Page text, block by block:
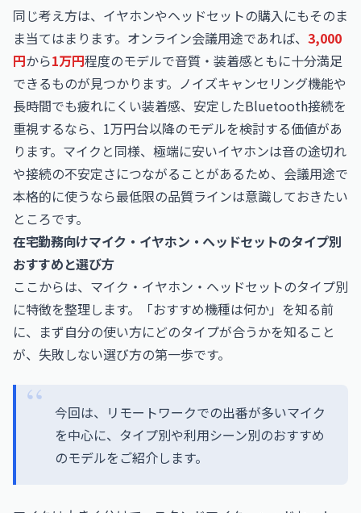
同じ考え方は、イヤホンやヘッドセットの購入にもそのま
ま当てはまります。オンライン会議用途であれば、 3,000
円から1万円程度のモデルで音質・装着感ともに十分満足
できるものが見つかります。ノイズキャンセリング機能や
長時間でも疲れにくい装着感、安定したBluetooth接続を
重視するなら、1万円台以降のモデルを検討する価値があ
ります。マイクと同様、極端に安いイヤホンは音の途切れ
や接続の不安定さにつながることがあるため、会議用途で
本格的に使うなら最低限の品質ラインは意識しておきたい
ところです。
在宅勤務向けマイク・イヤホン・ヘッドセットのタイプ別
おすすめと選び方
ここからは、マイク・イヤホン・ヘッドセットのタイプ別
に特徴を整理します。「おすすめ機種は何か」を知る前
に、まず自分の使い方にどのタイプが合うかを知ること
が、失敗しない選び方の第一歩です。
今回は、リモートワークでの出番が多いマイク
を中心に、タイプ別や利用シーン別のおすすめ
のモデルをご紹介します。